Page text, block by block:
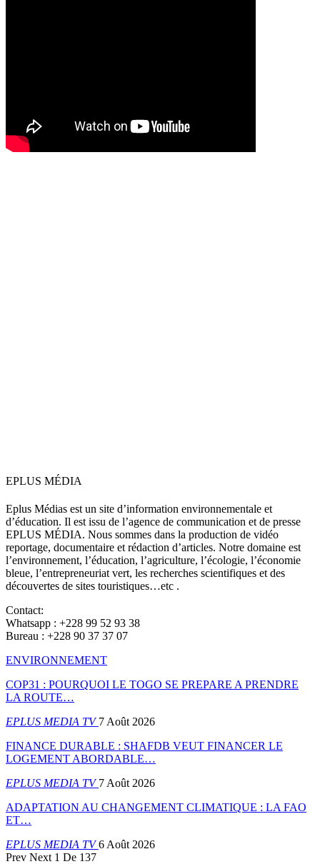
EPLUS MÉDIA
Eplus Médias est un site d’information environnementale et
d’éducation. Il est issu de l’agence de communication et de presse
EPLUS MÉDIA. Nous sommes dans la production de vidéo
reportage, documentaire et rédaction d’articles. Notre domaine est
l’environnement, l’éducation, l’agriculture, l’écologie, l’économie
bleue, l’entrepreneuriat vert, les recherches scientifiques et des
découvertes de sites touristiques…etc .
Contact:
Whatsapp : +228 99 52 93 38
Bureau : +228 90 37 37 07
ENVIRONNEMENT
COP31 : POURQUOI LE TOGO SE PREPARE A PRENDRE
LA ROUTE…
EPLUS MEDIA TV7 Août 2026
FINANCE DURABLE : SHAFDB VEUT FINANCER LE
LOGEMENT ABORDABLE…
EPLUS MEDIA TV7 Août 2026
ADAPTATION AU CHANGEMENT CLIMATIQUE : LA FAO
ET…
EPLUS MEDIA TV6 Août 2026
Prev Next 1 De 137